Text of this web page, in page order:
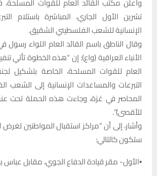
تشرين الأول الجاري، المباشرة باستلام
الإنسانية للشعب الفلسطيني الشقيق.
وقال الناطق باسم القائد العام اللواء رسول
الأنباء العراقية (واع): إن “هذه الخطوة تأتي
العام للقوات المسلحة، الخاصة بتشكيل
التبرعات والمساعدات الإنسانية إلى الشعب
المحاصر في غزة، وجاءت هذه الحملة تحت
للأقصى)”.
وأشار، إلى أن “مراكز استقبال المواطنين
ستكون كالتالي:
▪الأول- مقر قيادة الدفاع الجوي، مقابل